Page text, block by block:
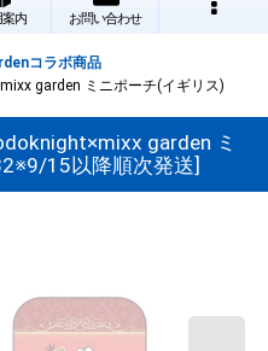
案内 お問い合わせ
コラボ商品
garden ミニポーチ(イギリス)
garden ミ
15以降順次発送]